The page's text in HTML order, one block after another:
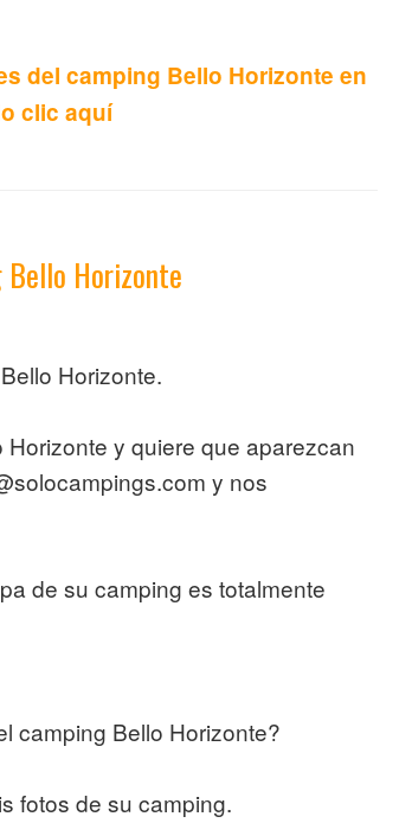
del camping Bello Horizonte en
clic aquí
Horizonte
Horizonte.
y quiere que aparezcan
y nos
de su camping es totalmente
camping Bello Horizonte?
fotos de su camping.